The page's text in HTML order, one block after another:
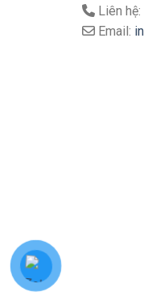
Liên
Email: